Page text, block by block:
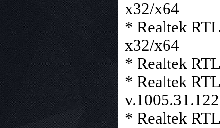
x32/x64
* Realtek
x32/x64
* Realtek
* Realtek
* Realtek